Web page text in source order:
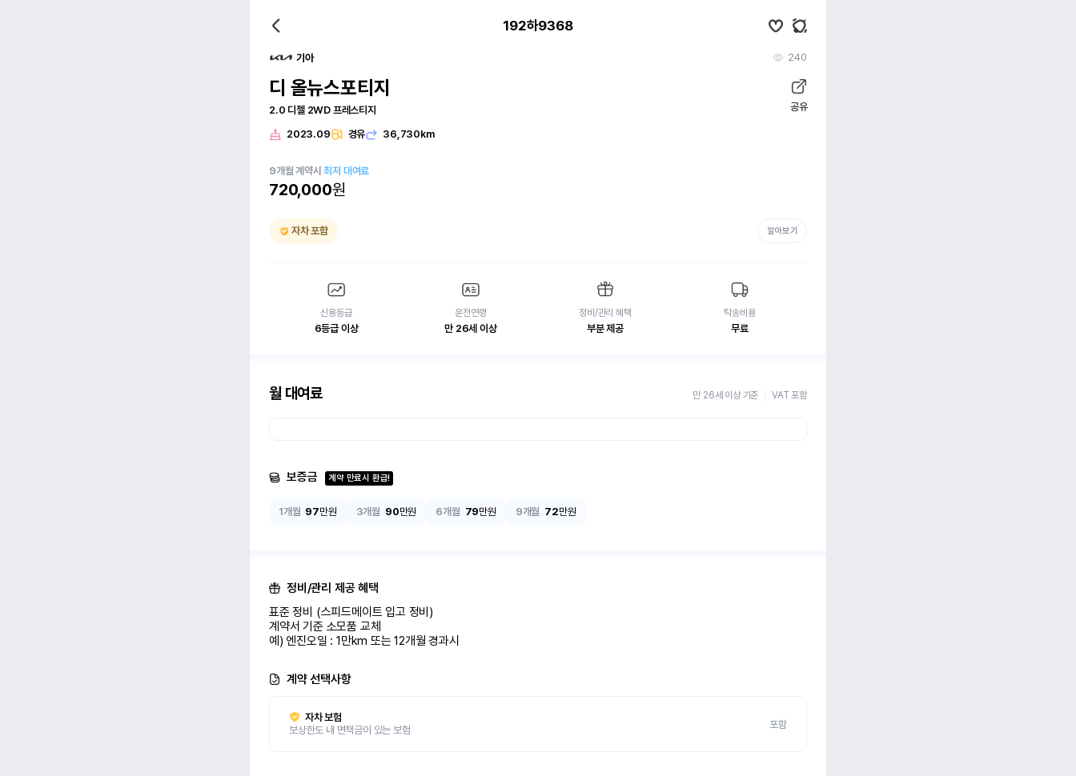
192하9368
기아 240
디 올뉴스포티지
2.0 디젤 2WD 프레스티지 공유
2023.09 경유 36,730km
9개월 계약시최저 대여료
720,000원
자차 포함 알아보기
신용등급
6등급 이상
운전연령
만 26세 이상
정비/관리 혜택
부분 제공
탁송비용
무료
월 대여료 만 26세 이상 기준 VAT 포함
보증금 계약 만료시 환급!
1개월 97만원 3개월 90만원 6개월 79만원 9개월 72만원
정비/관리 제공 혜택
표준 정비 (스피드메이트 입고 정비)
계약서 기준 소모품 교체
예) 엔진오일 : 1만km 또는 12개월 경과시
계약 선택사항
자차 보험
보상한도 내 면책금이 있는 보험
포함